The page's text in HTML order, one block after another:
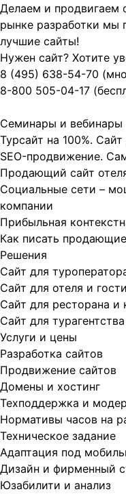
Делаем и продвигаем
рынке разработки мы
лучшие сайты!
Нужен сайт? Хотите
8 (495) 638-54-70
8-800 505-04-17
Семинары и вебинары
Турсайт на 100%.
SEO-продвижение.
Продающий сайт
Социальные сети –
компании
Прибыльная
Как писать
Решения
Сайт для
Сайт для отеля и
Сайт для ресторана и
Сайт для
Услуги и цены
Разработка сайтов
Продвижение сайтов
Домены и хостинг
Техподдержка и
Нормативы часов на
Техническое задание
Адаптация под
Дизайн и фирменный
Юзабилити и анализ